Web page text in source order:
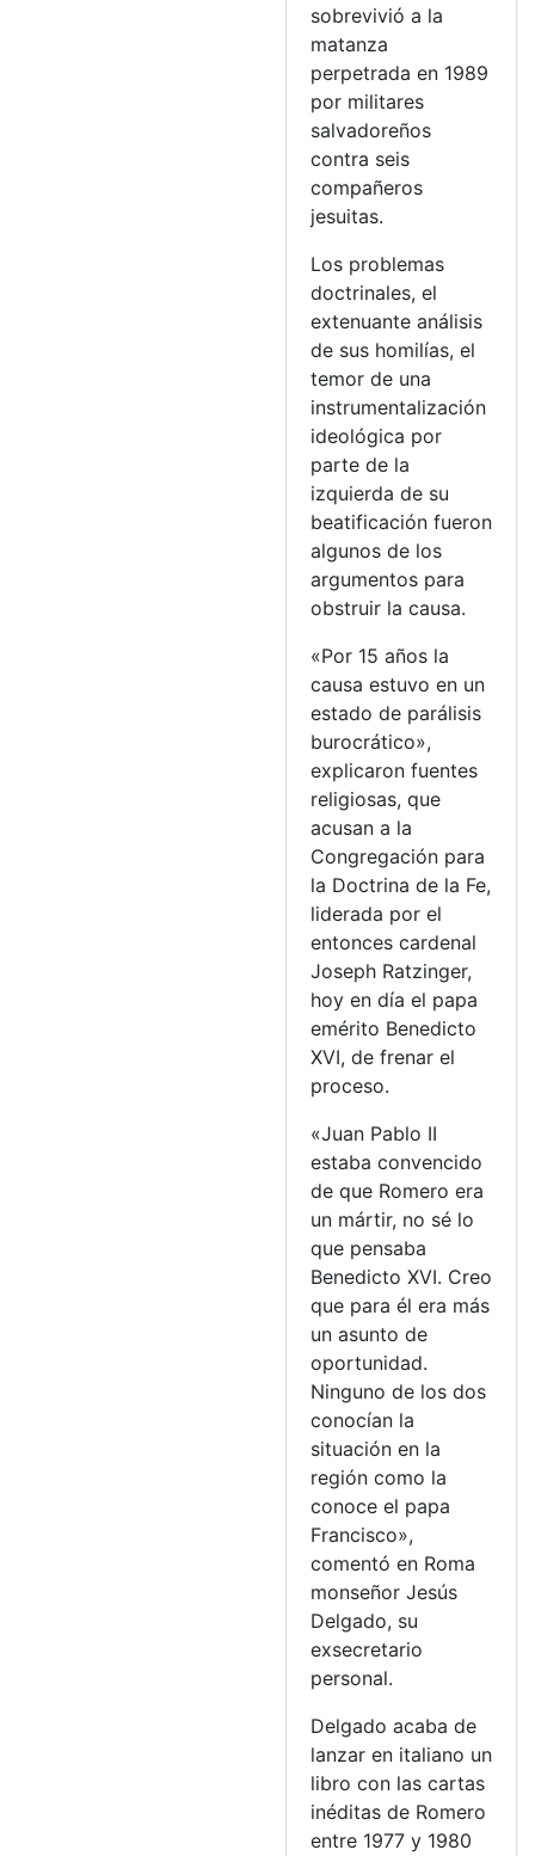
sobrevivió a la
matanza
perpetrada en 1989
por militares
salvadoreños
contra seis
compañeros
jesuitas.
Los problemas
doctrinales, el
extenuante análisis
de sus homilías, el
temor de una
instrumentalización
ideológica por
parte de la
izquierda de su
beatificación fueron
algunos de los
argumentos para
obstruir la causa.
«Por 15 años la
causa estuvo en un
estado de parálisis
burocrático»,
explicaron fuentes
religiosas, que
acusan a la
Congregación para
la Doctrina de la Fe,
liderada por el
entonces cardenal
Joseph Ratzinger,
hoy en día el papa
emérito Benedicto
XVI, de frenar el
proceso.
«Juan Pablo II
estaba convencido
de que Romero era
un mártir, no sé lo
que pensaba
Benedicto XVI. Creo
que para él era más
un asunto de
oportunidad.
Ninguno de los dos
conocían la
situación en la
región como la
conoce el papa
Francisco»,
comentó en Roma
monseñor Jesús
Delgado, su
exsecretario
personal.
Delgado acaba de
lanzar en italiano un
libro con las cartas
inéditas de Romero
entre 1977 y 1980